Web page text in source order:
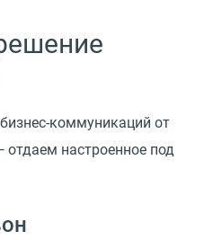
коммуникаций от
отдаем настроенное под